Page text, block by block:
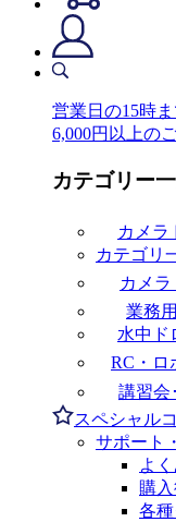
営業日の15時
6,000円以上の
カテゴリー
カメラ
カテゴリ
カメ
業務
水中ド
RC・ロ
講習会
スペシャル
サポート
よ
購
各